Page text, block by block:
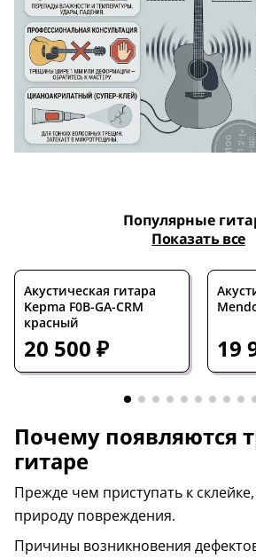
Популярные
Показать все
Акустическая гитара
Kepma F0B-GA-CRM
красный
20 500 ₽ 19
Почему появляются
гитаре
Прежде чем приступать к
природу повреждения.
Причины возникновения